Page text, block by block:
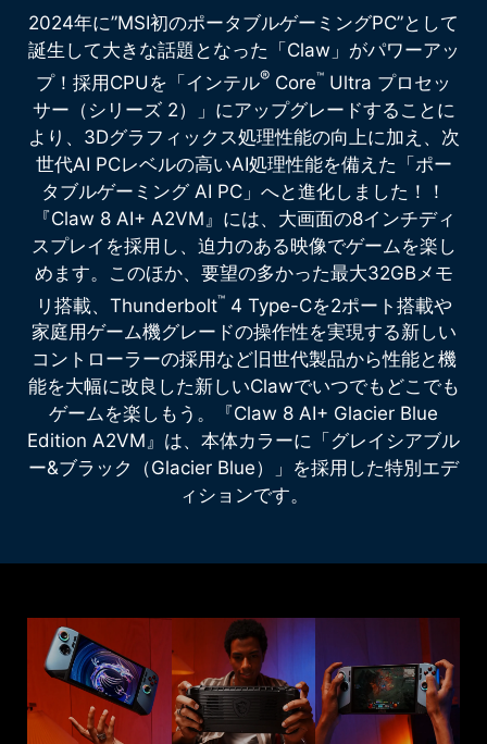
2024年に”MSI初のポータブルゲーミングPC”として
誕生して大きな話題となった「Claw」がパワーアッ
プ！採用CPUを「インテル® Core™ Ultra プロセッ
サー（シリーズ 2）」にアップグレードすることに
より、3Dグラフィックス処理性能の向上に加え、次
世代AI PCレベルの高いAI処理性能を備えた「ポー
タブルゲーミング AI PC」へと進化しました！！
『Claw 8 AI+ A2VM』には、大画面の8インチディ
スプレイを採用し、迫力のある映像でゲームを楽し
めます。このほか、要望の多かった最大32GBメモ
リ搭載、Thunderbolt™4 Type-Cを2ポート搭載や
家庭用ゲーム機グレードの操作性を実現する新しい
コントローラーの採用など旧世代製品から性能と機
能を大幅に改良した新しいClawでいつでもどこでも
ゲームを楽しもう。『Claw 8 AI+ Glacier Blue
Edition A2VM』は、本体カラーに「グレイシアブル
ー&ブラック（Glacier Blue）」を採用した特別エデ
ィションです。